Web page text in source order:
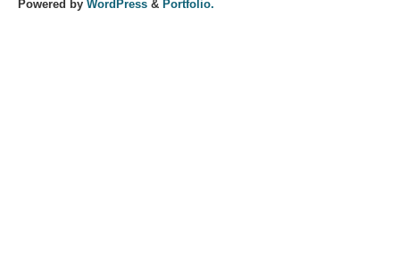
Powered by WordPress & Portfolio.